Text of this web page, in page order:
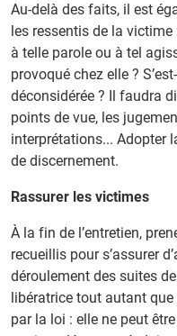
Au-delà des faits, il est
les ressentis de la victime
à telle parole ou à tel
provoqué chez elle ?
déconsidérée ? Il faudra
points de vue, les
interprétations... Adopter
de discernement.
Rassurer les victimes
À la fin de l’entretien,
recueillis pour s’assurer
déroulement des suites
libératrice tout autant
par la loi : elle ne peut